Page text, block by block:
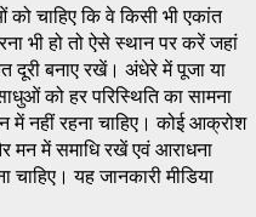
को चाहिए कि वे किसी भी एकांत
भी हो तो ऐसे स्थान पर करें जहां
दूरी बनाए रखें। अंधेरे में पूजा या
को हर परिस्थिति का सामना
में नहीं रहना चाहिए। कोई आक्रोश
मन में समाधि रखें एवं आराधना
यह जानकारी मीडिया